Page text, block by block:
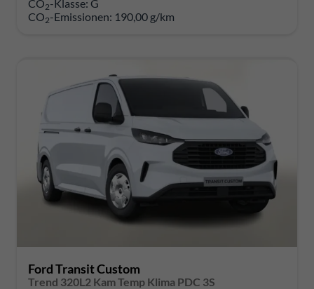
CO2-Klasse: G
CO2-Emissionen: 190,00 g/km
Ford Transit Custom
Trend 320L2 Kam Temp Klima PDC 3S